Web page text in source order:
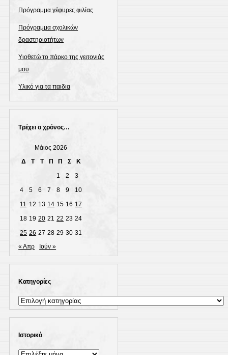
Πρόγραμμα γέφυρες φιλίας
Πρόγραμμα σχολικών
δραστηριοτήτων
Υιοθετώ το πάρκο της γειτονιάς
μου
Υλικό για τα παιδια
Τρέχει ο χρόνος…
Μάιος 2026
Δ
Τ Τ Π Π Σ
Κ
1
2
3
4
5 6 7 8 9
10
11
12 13 14 15 16 17
18 19 20 21 22 23 24
25 26 27 28 29 30 31
« Απρ
Ιούν »
Kατηγορίες
Kατηγορίες
Ιστορικό